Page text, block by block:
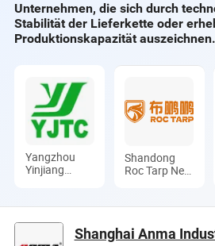
Unternehmen, die sich durch
Stabilität der Lieferkette oder
Produktionskapazität auszeichnen.
Yangzhou
Yinjiang
Ltd.
Shandong
Roc Tarp New
Co., Ltd.
Shanghai Anma